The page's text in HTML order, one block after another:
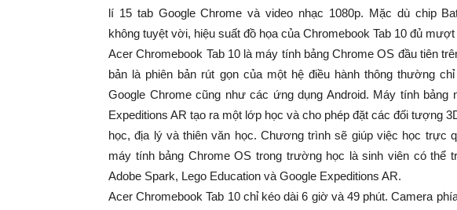
lí 15 tab Google Chrome và video nhạc 1080p. Mặc dù chip
không tuyệt vời, hiệu suất đồ họa của Chromebook Tab 10 đủ
Acer Chromebook Tab 10 là máy tính bảng Chrome OS đầu tiên
bản là phiên bản rút gọn của một hệ điều hành thông thường
Google Chrome cũng như các ứng dụng Android. Máy tính
Expeditions AR tạo ra một lớp học và cho phép đặt các đối tượng
học, địa lý và thiên văn học. Chương trình sẽ giúp việc học trực
máy tính bảng Chrome OS trong trường học là sinh viên có thể
Adobe Spark, Lego Education và Google Expeditions AR.
Acer Chromebook Tab 10 chỉ kéo dài 6 giờ và 49 phút. Camera